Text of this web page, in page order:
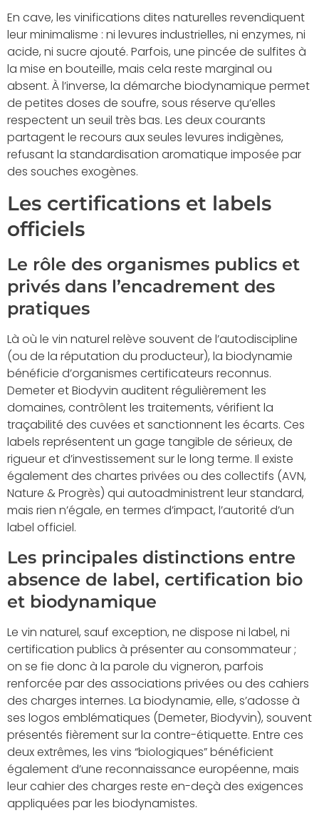
En cave, les vinifications dites naturelles revendiquent
leur minimalisme : ni levures industrielles, ni enzymes, ni
acide, ni sucre ajouté. Parfois, une pincée de sulfites à
la mise en bouteille, mais cela reste marginal ou
absent. À l’inverse, la démarche biodynamique permet
de petites doses de soufre, sous réserve qu’elles
respectent un seuil très bas. Les deux courants
partagent le recours aux seules levures indigènes,
refusant la standardisation aromatique imposée par
des souches exogènes.
Les certifications et labels
officiels
Le rôle des organismes publics et
privés dans l’encadrement des
pratiques
Là où le vin naturel relève souvent de l’autodiscipline
(ou de la réputation du producteur), la biodynamie
bénéficie d’organismes certificateurs reconnus.
Demeter et Biodyvin auditent régulièrement les
domaines, contrôlent les traitements, vérifient la
traçabilité des cuvées et sanctionnent les écarts. Ces
labels représentent un gage tangible de sérieux, de
rigueur et d’investissement sur le long terme. Il existe
également des chartes privées ou des collectifs (AVN,
Nature & Progrès) qui autoadministrent leur standard,
mais rien n’égale, en termes d’impact, l’autorité d’un
label officiel.
Les principales distinctions entre
absence de label, certification bio
et biodynamique
Le vin naturel, sauf exception, ne dispose ni label, ni
certification publics à présenter au consommateur ;
on se fie donc à la parole du vigneron, parfois
renforcée par des associations privées ou des cahiers
des charges internes. La biodynamie, elle, s’adosse à
ses logos emblématiques (Demeter, Biodyvin), souvent
présentés fièrement sur la contre-étiquette. Entre ces
deux extrêmes, les vins “biologiques” bénéficient
également d’une reconnaissance européenne, mais
leur cahier des charges reste en-deçà des exigences
appliquées par les biodynamistes.